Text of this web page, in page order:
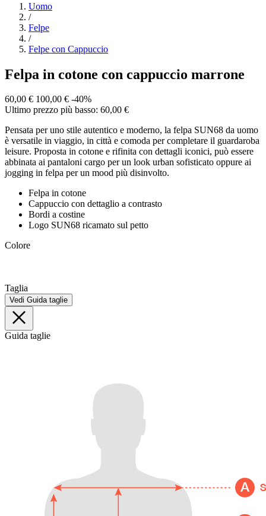
Uomo
/
Felpe
/
Felpe con Cappuccio
Felpa in cotone con cappuccio marrone
60,00 € 100,00 € -40%
Ultimo prezzo più basso: 60,00 €
Pensata per uno stile autentico e moderno, la felpa SUN68 da uomo
è versatile in viaggio, in città e comoda per completare il guardaroba
leisure. Proposta in cotone e rifinita con dettagli iconici, può essere
abbinata ai pantaloni cargo per un look urban sofisticato oppure ai
jogging in felpa per un mood più disinvolto.
Felpa in cotone
Cappuccio con dettaglio a contrasto
Bordi a costine
Logo SUN68 ricamato sul petto
Colore
Taglia
Vedi Guida taglie
Guida taglie